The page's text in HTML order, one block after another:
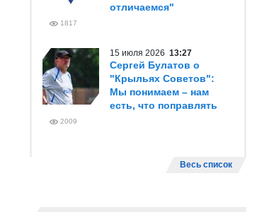
отличаемся"
1817
15 июля 2026 13:27
Сергей Булатов о
"Крыльях Советов":
Мы понимаем – нам
есть, что поправлять
2009
Весь список